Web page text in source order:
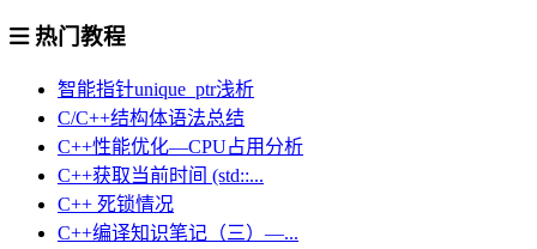
热门教程
智能指针unique_ptr浅析
C/C++结构体语法总结
C++性能优化—CPU占用分析
C++获取当前时间 (std::...
C++ 死锁情况
C++编译知识笔记（三）—...